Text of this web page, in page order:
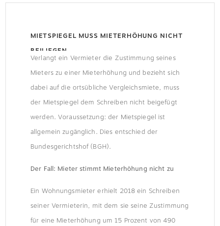
MIETSPIEGEL MUSS MIETERHÖHUNG NICHT
BEILIEGEN
Verlangt ein Vermieter die Zustimmung seines
Mieters zu einer Mieterhöhung und bezieht sich
dabei auf die ortsübliche Vergleichsmiete, muss
der Mietspiegel dem Schreiben nicht beigefügt
werden. Voraussetzung: der Mietspiegel ist
allgemein zugänglich. Dies entschied der
Bundesgerichtshof (BGH).
Der Fall: Mieter stimmt Mieterhöhung nicht zu
Ein Wohnungsmieter erhielt 2018 ein Schreiben
seiner Vermieterin, mit dem sie seine Zustimmung
für eine Mieterhöhung um 15 Prozent von 490